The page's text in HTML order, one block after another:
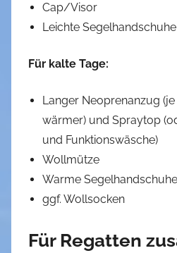
Cap/Visor
Leichte Segelhandschuhe
Für kalte Tage:
Langer Neoprenanzug
wärmer) und Spraytop
und Funktionswäsche)
Wollmütze
Warme Segelhandschuhe
ggf. Wollsocken
Für Regatten